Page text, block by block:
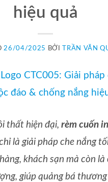
hiệu quả
26/04/2025 BỞI TRẦN VĂN
thất hiện đại, rèm cuốn
là giải pháp che nắng
khách sạn mà còn là
giúp quảng bá